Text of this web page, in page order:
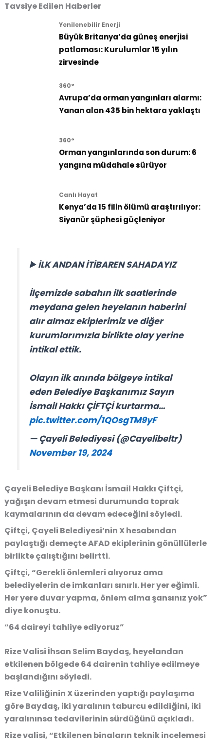
Tavsiye Edilen Haberler
Yenilenebilir Enerji
Büyük Britanya’da güneş enerjisi
patlaması: Kurulumlar 15 yılın
zirvesinde
360°
Avrupa’da orman yangınları alarmı:
Yanan alan 435 bin hektara yaklaştı
360°
Orman yangınlarında son durum: 6
yangına müdahale sürüyor
Canlı Hayat
Kenya’da 15 filin ölümü araştırılıyor:
Siyanür şüphesi güçleniyor
▶️ İLK ANDAN İTİBAREN SAHADAYIZ
İlçemizde sabahın ilk saatlerinde
meydana gelen heyelanın haberini
alır almaz ekiplerimiz ve diğer
kurumlarımızla birlikte olay yerine
intikal ettik.
Olayın ilk anında bölgeye intikal
eden Belediye Başkanımız Sayın
İsmail Hakkı ÇİFTÇİ kurtarma…
pic.twitter.com/1QOsgTM9yF
— Çayeli Belediyesi (@Cayelibeltr)
November 19, 2024
Çayeli Belediye Başkanı İsmail Hakkı Çiftçi,
yağışın devam etmesi durumunda toprak
kaymalarının da devam edeceğini söyledi.
Çiftçi, Çayeli Belediyesi’nin X hesabından
paylaştığı demeçte AFAD ekiplerinin gönüllülerle
birlikte çalıştığını belirtti.
Çiftçi, “Gerekli önlemleri alıyoruz ama
belediyelerin de imkanları sınırlı. Her yer eğimli.
Her yere duvar yapma, önlem alma şansınız yok”
diye konuştu.
“64 daireyi tahliye ediyoruz”
Rize Valisi İhsan Selim Baydaş, heyelandan
etkilenen bölgede 64 dairenin tahliye edilmeye
başlandığını söyledi.
Rize Valiliğinin X üzerinden yaptığı paylaşıma
göre Baydaş, iki yaralının taburcu edildiğini, iki
yaralınınsa tedavilerinin sürdüğünü açıkladı.
Rize valisi, “Etkilenen binaların teknik incelemesi